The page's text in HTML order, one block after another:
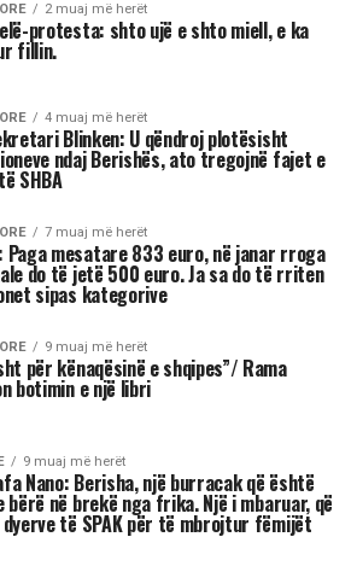
2 muaj më herët
protesta: shto ujë e shto miell, e ka
fillin.
4 muaj më herët
Blinken: U qëndroj plotësisht
ndaj Berishës, ato tregojnë fajet e
SHBA
7 muaj më herët
Paga mesatare 833 euro, në janar rroga
do të jetë 500 euro. Ja sa do të rriten
sipas kategorive
9 muaj më herët
për kënaqësinë e shqipes”/ Rama
botimin e një libri
9 muaj më herët
Nano: Berisha, një burracak që është
bërë në brekë nga frika. Një i mbaruar, që
të SPAK për të mbrojtur fëmijët